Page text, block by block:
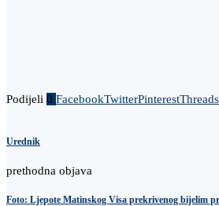
Podijeli 0 FacebookTwitterPinterestThreads
Urednik
prethodna objava
Foto: Ljepote Matinskog Visa prekrivenog bijelim